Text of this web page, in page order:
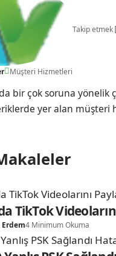
Müşteri Hizmetleri
Takip etmek
bir çok soruna
yer alan
TikTok
4 Minimum Okuma